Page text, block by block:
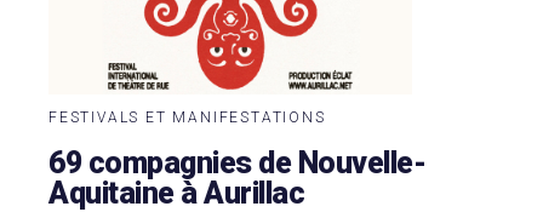
FESTIVALS ET MANIFESTATIONS
69 compagnies de Nouvelle-
Aquitaine à Aurillac